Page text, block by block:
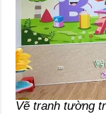
Vẽ tranh tường